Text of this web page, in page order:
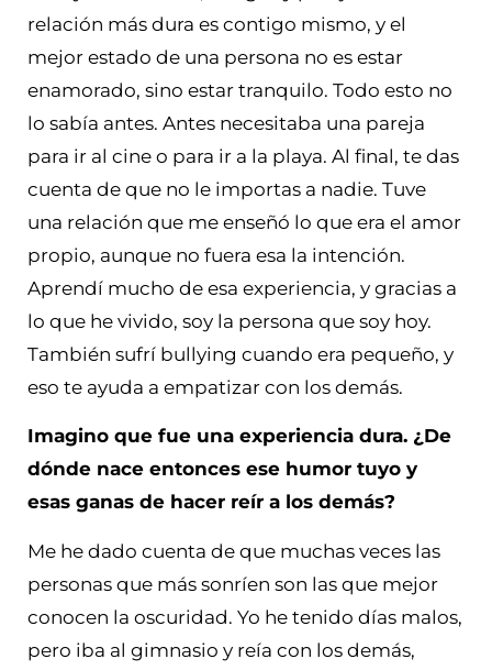
relación más dura es contigo mismo, y el
mejor estado de una persona no es estar
enamorado, sino estar tranquilo. Todo esto no
lo sabía antes. Antes necesitaba una pareja
para ir al cine o para ir a la playa. Al final, te das
cuenta de que no le importas a nadie. Tuve
una relación que me enseñó lo que era el amor
propio, aunque no fuera esa la intención.
Aprendí mucho de esa experiencia, y gracias a
lo que he vivido, soy la persona que soy hoy.
También sufrí bullying cuando era pequeño, y
eso te ayuda a empatizar con los demás.
Imagino que fue una experiencia dura. ¿De
dónde nace entonces ese humor tuyo y
esas ganas de hacer reír a los demás?
Me he dado cuenta de que muchas veces las
personas que más sonríen son las que mejor
conocen la oscuridad. Yo he tenido días malos,
pero iba al gimnasio y reía con los demás,